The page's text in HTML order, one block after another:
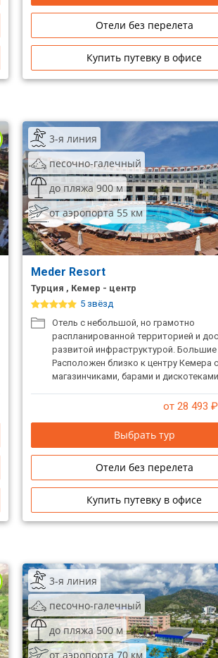
Отели без перелета
Купить путевку в офисе
3-я линия
песочно-галечный
до пляжа 900 м
от аэропорта 55 км
Meder Resort
Турция , Кемер - центр
5 звёзд
Отель с небольшой, но грамотно
распланированной территорией и
развитой инфраструктурой.
Расположен близко к центру Кемера
магазинчиками, барами и
от 28 493
Выбрать тур
Отели без перелета
Купить путевку в офисе
3-я линия
песочно-галечный
до пляжа 500 м
от аэропорта 70 км